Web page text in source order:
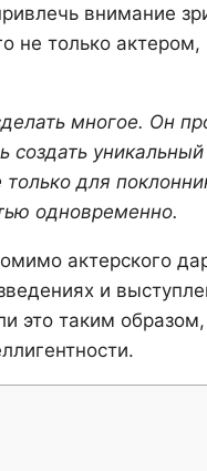
внимание
не только
многое. Он
для
одновременно.
актерского
и
это таким